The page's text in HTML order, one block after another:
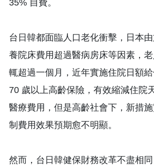
35% 自費。
台日韓都面臨人口老化衝擊，日本
養院床費用超過醫病房床等因素，
輒超過一個月，近年實施住院日額
70 歲以上高齡保險，有效縮減住院
醫療費用，但是高齡社會下，新措
制費用效果預期愈不明顯。
然而，台日韓健保財務改革不盡相